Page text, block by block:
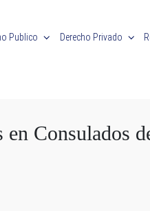
Publico Derecho Privado
Consulados